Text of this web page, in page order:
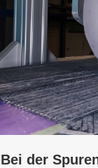
Bei der